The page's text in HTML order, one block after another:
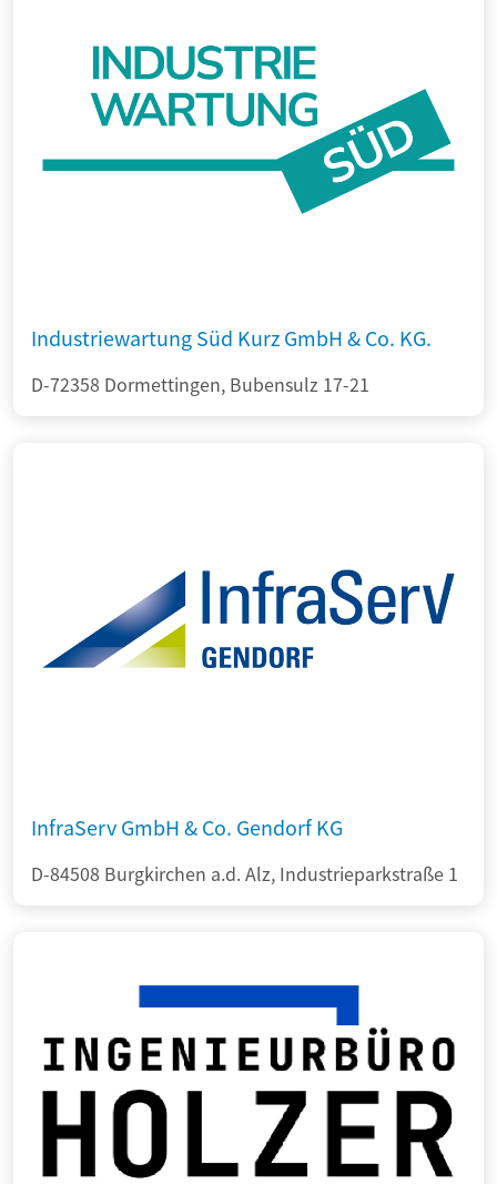
Industriewartung Süd Kurz GmbH & Co. KG.
D-72358 Dormettingen, Bubensulz 17-21
InfraServ GmbH & Co. Gendorf KG
D-84508 Burgkirchen a.d. Alz, Industrieparkstraße 1